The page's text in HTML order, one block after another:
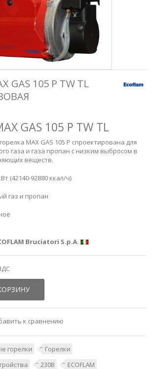
GAS 105 P TW TL
GAS 105 P TW TL
MAX GAS 105 P спроектирована для
газа и газа пропан с низким выбросом в
веществ.
(42140-92880 ккал/ч)
газ и пропан
Bruciatori S.p.A.
к сравнению
горелки
Горелки
230В
ECOFLAM